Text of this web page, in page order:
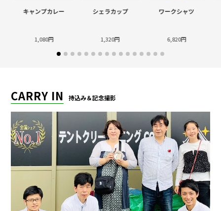
キャンプカレー
1,080円
シェラカップ
1,320円
ワークシャツ
6,820円
CARRY IN 持込み＆記念撮影